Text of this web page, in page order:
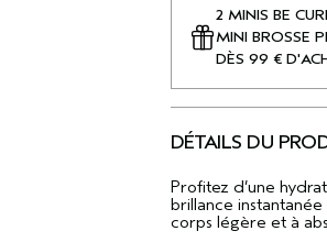
2 MINIS BE
MINI BROSSE
DÈS 99 €
DÉTAILS DU
Profitez d’une
brillance
corps légère et à